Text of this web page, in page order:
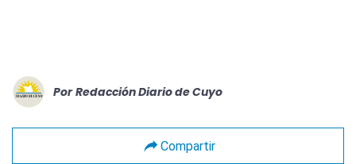
Por Redacción Diario de Cuyo
Compartir